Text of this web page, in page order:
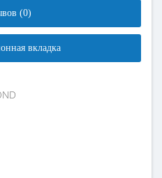
(0)
вкладка